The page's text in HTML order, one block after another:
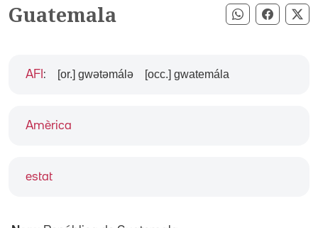
Guatemala Compartir
Amèrica
estat
AFI : [or.] gwətəmálə [occ.] gwatemála